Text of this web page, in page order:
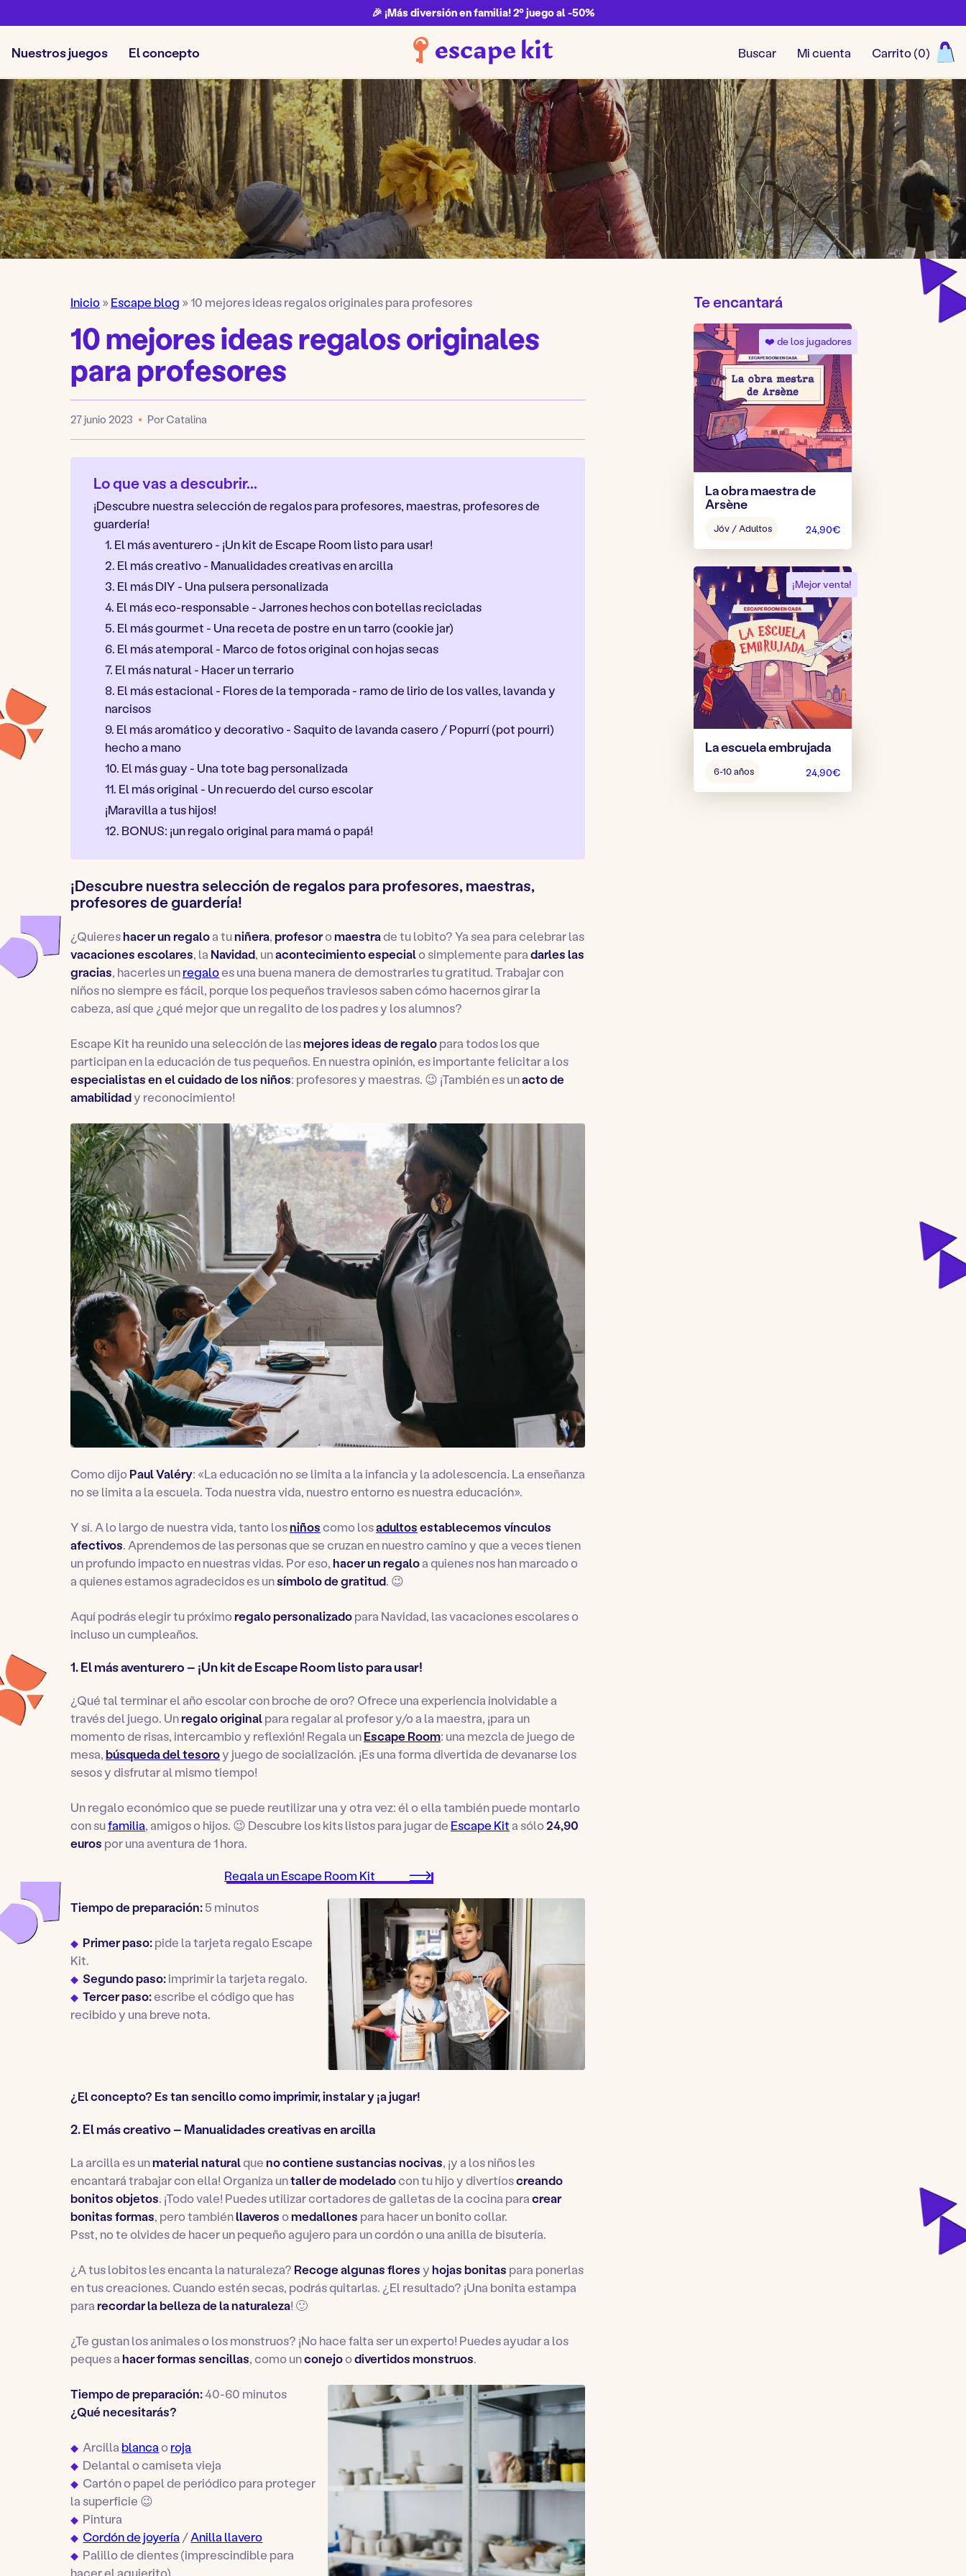
🎉 ¡Más diversión en familia! 2º juego al -50%
Nuestros juegos El concepto Buscar Mi cuenta Carrito (0)
Inicio»Escape blog »10 mejores ideas regalos originales para profesores
10 mejores ideas regalos originales
para profesores
Publicado
27 junio 2023 Por Catalina
Lo que vas a descubrir...
¡Descubre nuestra selección de regalos para profesores, maestras, profesores de
guardería!
1. El más aventurero - ¡Un kit de Escape Room listo para usar!
2. El más creativo - Manualidades creativas en arcilla
3. El más DIY - Una pulsera personalizada
4. El más eco-responsable - Jarrones hechos con botellas recicladas
5. El más gourmet - Una receta de postre en un tarro (cookie jar)
6. El más atemporal - Marco de fotos original con hojas secas
7. El más natural - Hacer un terrario
8. El más estacional - Flores de la temporada - ramo de lirio de los valles, lavanda y
narcisos
9. El más aromático y decorativo - Saquito de lavanda casero / Popurrí (pot pourri)
hecho a mano
10. El más guay - Una tote bag personalizada
11. El más original - Un recuerdo del curso escolar
¡Maravilla a tus hijos!
12. BONUS: ¡un regalo original para mamá o papá!
¡Descubre nuestra selección de regalos para profesores, maestras,
profesores de guardería!
¿Quiereshacer un regaloa tuniñera,profesoromaestrade tu lobito? Ya sea para celebrar las
vacaciones escolares, la Navidad, unacontecimiento especialo simplemente paradarles las
gracias, hacerles unregaloes una buena manera de demostrarles tu gratitud. Trabajar con
niños no siempre es fácil, porque los pequeños traviesos saben cómo hacernos girar la
cabeza, así que ¿qué mejor que un regalito de los padres y los alumnos?
Escape Kit ha reunido una selección de lasmejores ideas de regalopara todos los que
participan en la educación de tus pequeños. En nuestra opinión, es importante felicitar a los
especialistas en el cuidado de los niños: profesores y maestras. 😉 ¡También es unacto de
amabilidady reconocimiento!
Como dijoPaul Valéry: «La educación no se limita a la infancia y la adolescencia. La enseñanza
no se limita a la escuela. Toda nuestra vida, nuestro entorno es nuestra educación».
Y sí. A lo largo de nuestra vida, tanto losniñoscomo losadultosestablecemos vínculos
afectivos. Aprendemos de las personas que se cruzan en nuestro camino y que a veces tienen
un profundo impacto en nuestras vidas. Por eso,hacer un regaloa quienes nos han marcado o
a quienes estamos agradecidos es unsímbolo de gratitud. 😉
Aquí podrás elegir tu próximoregalo personalizadopara Navidad, las vacaciones escolares o
incluso un cumpleaños.
1. El más aventurero – ¡Un kit de Escape Room listo para usar!
¿Qué tal terminar el año escolar con broche de oro? Ofrece una experiencia inolvidable a
través del juego. Unregalo originalpara regalar al profesor y/o a la maestra, ¡para un
momento de risas, intercambio y reflexión! Regala unEscape Room: una mezcla de juego de
mesa,búsqueda del tesoroy juego de socialización. ¡Es una forma divertida de devanarse los
sesos y disfrutar al mismo tiempo!
Un regalo económico que se puede reutilizar una y otra vez: él o ella también puede montarlo
con sufamilia, amigos o hijos. 😉 Descubre los kits listos para jugar de Escape Kita sólo24,90
euros por una aventura de 1 hora.
Regala un Escape Room Kit
Tiempo de preparación:5 minutos
Primer paso:pide la tarjeta regalo Escape
Kit.
Segundo paso:imprimir la tarjeta regalo.
Tercer paso:escribe el código que has
recibido y una breve nota.
¿El concepto? Es tan sencillo como imprimir, instalar y ¡a jugar!
2. El más creativo – Manualidades creativas en arcilla
La arcilla es unmaterial naturalqueno contiene sustancias nocivas, ¡y a los niños les
encantará trabajar con ella! Organiza untaller de modeladocon tu hijo y divertíoscreando
bonitos objetos. ¡Todo vale! Puedes utilizar cortadores de galletas de la cocina paracrear
bonitas formas, pero tambiénllaverosomedallones para hacer un bonito collar.
Psst, no te olvides de hacer un pequeño agujero para un cordón o una anilla de bisutería.
¿A tus lobitos les encanta la naturaleza? Recoge algunas floresyhojas bonitas para ponerlas
en tus creaciones. Cuando estén secas, podrás quitarlas. ¿El resultado? ¡Una bonita estampa
pararecordar la belleza de la naturaleza! 🙂
¿Te gustan los animales o los monstruos? ¡No hace falta ser un experto! Puedes ayudar a los
peques ahacer formas sencillas, como unconejoodivertidos monstruos.
Tiempo de preparación:40-60 minutos
¿Qué necesitarás?
Arcilla blancaoroja
Delantal o camiseta vieja
Cartón o papel de periódico para proteger
la superficie 😉
Pintura
Cordón de joyería /Anilla llavero
Palillo de dientes (imprescindible para
hacer el agujerito)
Te encantará
❤️ de los jugadores
La obra maestra de
Arsène
del
juego:
Jóv / Adultos 24,90€
¡Mejor venta!
La escuela embrujada
del
juego:
6-10 años 24,90€
Ver todos los juegos